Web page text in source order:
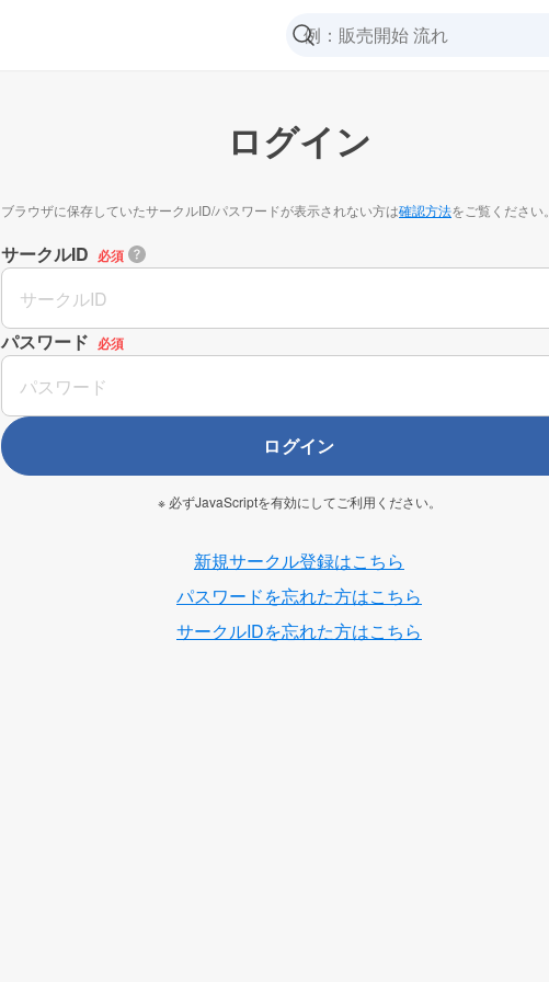
ログイン
ブラウザに保存していたサークルID/パスワードが表示されない方は確認方法をご覧ください。
サークルID 必須
パスワード 必須
ログイン
※ 必ずJavaScriptを有効にしてご利用ください。
新規サークル登録はこちら
パスワードを忘れた方はこちら
サークルIDを忘れた方はこちら